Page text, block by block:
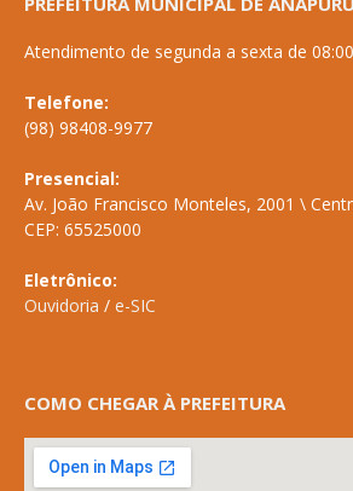
Atendimento de segunda a sexta de
Telefone:
(98) 98408-9977
Presencial:
Av. João Francisco Monteles, 2001 \
CEP: 65525000
Eletrônico:
Ouvidoria / e-SIC
COMO CHEGAR À PREFEITURA